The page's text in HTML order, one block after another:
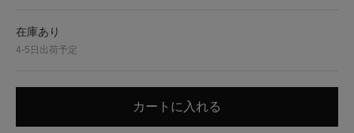
在庫あり
4-5日出荷予定